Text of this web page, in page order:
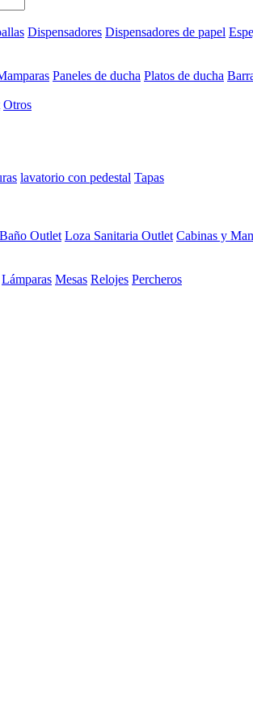
Dispensadores Dispensadores de papel
Paneles de ducha Platos de ducha
Otros
lavatorio con pedestal Tapas
Outlet Loza Sanitaria Outlet Cabinas y
Lámparas Mesas Relojes Percheros